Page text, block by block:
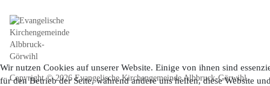
Copyright © 2026 Evangelische Kirchengemeinde Albbruck-Görwihl.
Wir nutzen Cookies auf unserer Website. Einige von ihnen sind
für den Betrieb der Seite, während andere uns helfen, diese Website